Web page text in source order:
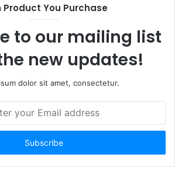
Product You Purchase
to our mailing list
new updates!
dolor sit amet, consectetur.